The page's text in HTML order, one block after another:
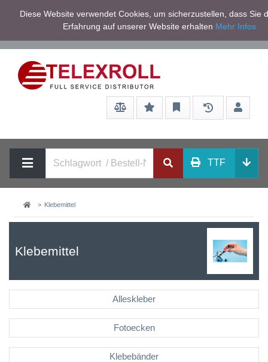
Service/Hilfe
Netto zzgl.
Mwst
TTF
Klebemittel
Klebemittel
Alleskleber
Fotoecken
Klebebänder
Diese Website verwendet Cookies, um sicherzustellen, dass Sie
Erfahrung auf unserer Website erhalten Mehr Infos